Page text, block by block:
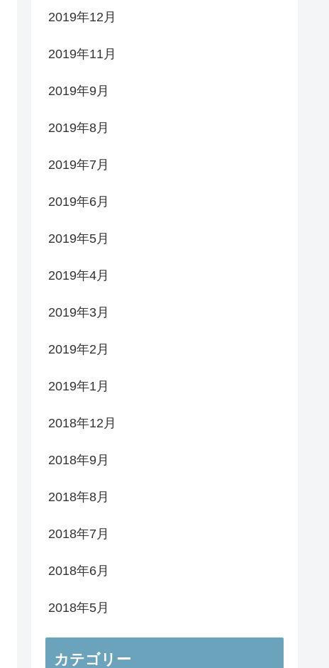
2019年12月
2019年11月
2019年9月
2019年8月
2019年7月
2019年6月
2019年5月
2019年4月
2019年3月
2019年2月
2019年1月
2018年12月
2018年9月
2018年8月
2018年7月
2018年6月
2018年5月
カテゴリー